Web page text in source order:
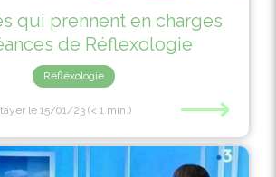
qui prennent en charges
de Réflexologie
Réfléxologie
le 15/01/23 (< 1 min.) ⟶